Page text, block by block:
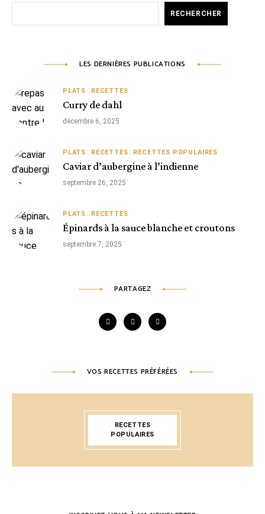
RECHERCHER
LES DERNIÈRES PUBLICATIONS
PLATS RECETTES
Curry de dahl
décembre 6, 2025
PLATS RECETTES RECETTES POPULAIRES
Caviar d’aubergine à l’indienne
septembre 26, 2025
PLATS RECETTES
Épinards à la sauce blanche et croutons
septembre 7, 2025
PARTAGEZ
VOS RECETTES PRÉFÉRÉES
RECETTES
POPULAIRES